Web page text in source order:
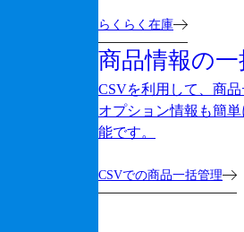
らくらく在庫
商品情報の
CSVを利用して、商
オプション情報も簡
能です。
CSVでの商品一括管理